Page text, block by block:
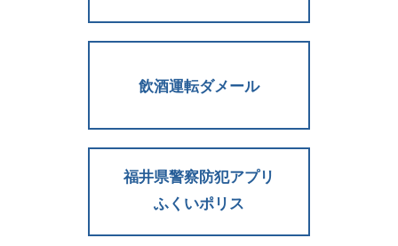
飲酒運転ダメール
福井県警察防犯アプリ
ふくいポリス